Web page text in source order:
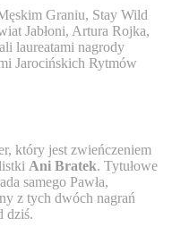
Graniu, Stay Wild
Jabłoni, Artura Rojka,
laureatami nagrody
Jarocińskich Rytmów
który jest zwieńczeniem
Ani Bratek. Tytułowe
samego Pawła,
z tych dwóch nagrań
dziś.